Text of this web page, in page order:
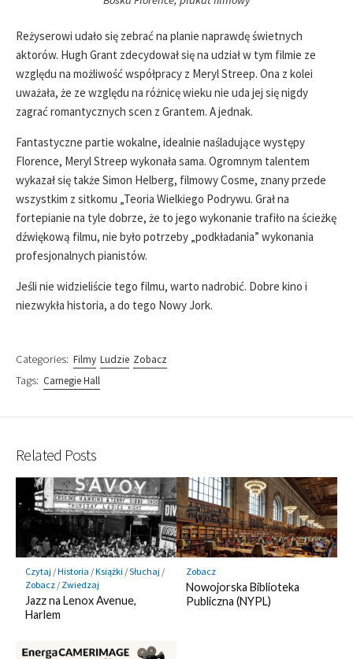
Reżyserowi udało się zebrać na planie naprawdę świetnych
aktorów. Hugh Grant zdecydował się na udział w tym filmie ze
względu na możliwość współpracy z Meryl Streep. Ona z kolei
uważała, że ze względu na różnicę wieku nie uda jej się nigdy
zagrać romantycznych scen z Grantem. A jednak.
Fantastyczne partie wokalne, idealnie naśladujące występy
Florence, Meryl Streep wykonała sama. Ogromnym talentem
wykazał się także Simon Helberg, filmowy Cosme, znany przede
wszystkim z sitkomu „Teoria Wielkiego Podrywu. Grał na
fortepianie na tyle dobrze, że to jego wykonanie trafiło na ścieżkę
dźwiękową filmu, nie było potrzeby „podkładania” wykonania
profesjonalnych pianistów.
Jeśli nie widzieliście tego filmu, warto nadrobić. Dobre kino i
niezwykła historia, a do tego Nowy Jork.
Categories: Filmy Ludzie Zobacz
Tags: Carnegie Hall
Related Posts
Czytaj /Historia /Książki /Słuchaj /
Zobacz/ Zwiedzaj
Jazz na Lenox Avenue,
Harlem
Zobacz
Nowojorska Biblioteka
Publiczna (NYPL)